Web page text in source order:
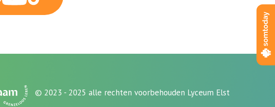
© 2023 - 2025 alle rechten voorbehouden Lyceum Elst